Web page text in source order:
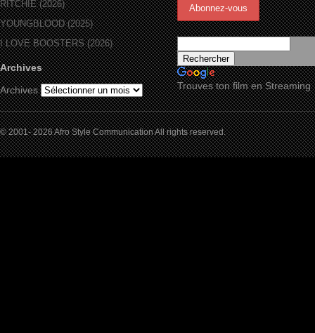
RITCHIE (2026)
YOUNGBLOOD (2025)
I LOVE BOOSTERS (2026)
Archives
Archives
Trouves ton film en Streaming
© 2001- 2026 Afro Style Communication All rights reserved.